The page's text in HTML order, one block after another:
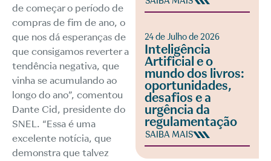
de começar o período de
compras de fim de ano, o
que nos dá esperanças de
que consigamos reverter a
tendência negativa, que
vinha se acumulando ao
longo do ano”, comentou
Dante Cid, presidente do
SNEL. “Essa é uma
excelente notícia, que
demonstra que talvez
24 de Julho de 2026
Inteligência
Artificial e o
mundo dos livros:
oportunidades,
desafios e a
urgência da
regulamentação
SAIBA MAIS